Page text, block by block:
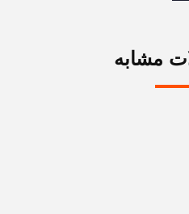
مشابه